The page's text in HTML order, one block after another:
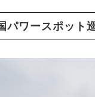
パワースポット